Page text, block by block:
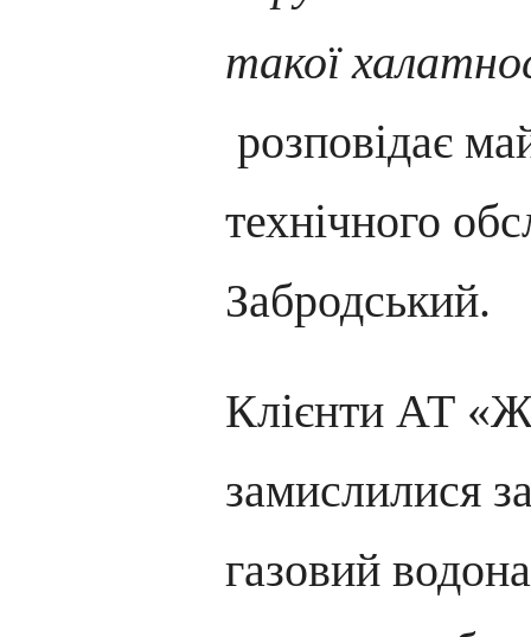
такої
розповідає
технічного
Забродський.
Клієнти АТ
замислилися
газовий